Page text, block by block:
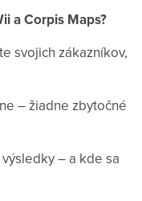
a Corpis Maps?
svojich zákazníkov,
– žiadne zbytočné
– a kde sa